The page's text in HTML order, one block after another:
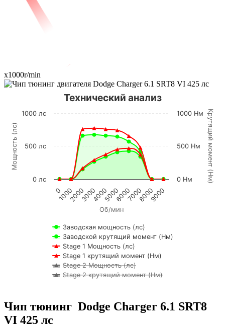
x1000r/min
Об/мин
Мощность (лс) К
р
у
т
я
щ
и
й
м
о
м
е
н
т
(
Н
м
)
Технический анализ
Заводская мощность (лс)
Заводской крутящий момент (Нм)
Stage 1 Мощность (лс)
Stage 1 крутящий момент (Нм)
Stage 2 Мощность (лс)
Stage 2 крутящий момент (Нм)
0100020003000400050006000700080009000
0 лс
500 лс
1000 лс
0 Нм
500 Нм
1000 Нм
Чип тюнинг Dodge Charger 6.1 SRT8
VI 425 лс